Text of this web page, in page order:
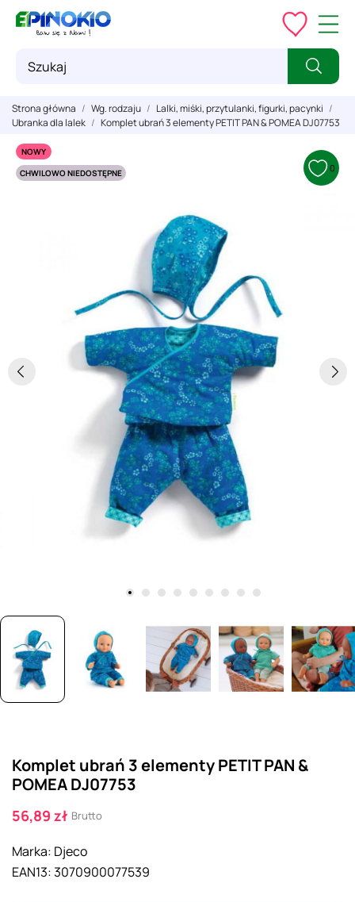
Strona główna Wg. rodzaju
Lalki, miśki, przytulanki, figurki, pacynki
Ubranka dla lalek
Komplet ubrań 3 elementy PETIT PAN & POMEA DJ07753
NOWY
CHWILOWO NIEDOSTĘPNE
0
Komplet ubrań 3 elementy PETIT PAN &
POMEA DJ07753
56,89 zł Brutto
Marka: Djeco
EAN13:3070900077539